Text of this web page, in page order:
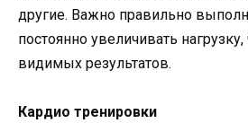
другие. Важно правильно
постоянно увеличивать
видимых результатов.
Кардио тренировки